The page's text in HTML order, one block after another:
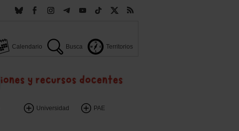
Calendario Busca Territorios
Universidad
PAE